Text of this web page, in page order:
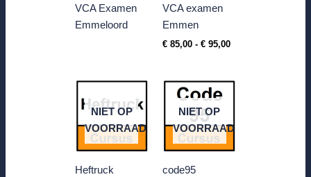
VCA Examen
Emmeloord
VCA examen
Emmen
€ 85,00 - € 95,00
NIET OP
VOORRAAD
Heftruck
NIET OP
VOORRAAD
code95